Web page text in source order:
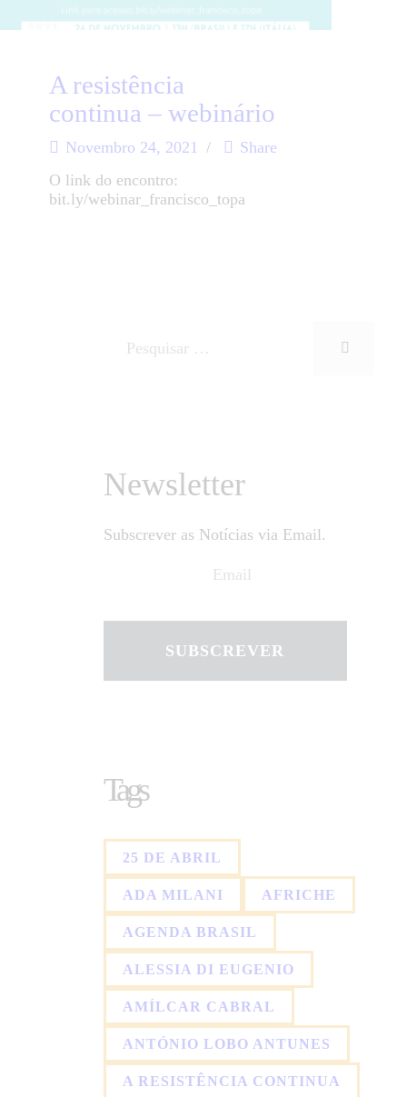
A resistência
continua – webinário
Novembro 24, 2021
Share
O link do encontro:
bit.ly/webinar_francisco_topa
Newsletter
Subscrever as Notícias via Email.
SUBSCREVER
Tags
25 DE ABRIL
ADA MILANI AFRICHE
AGENDA BRASIL
ALESSIA DI EUGENIO
AMÍLCAR CABRAL
ANTÓNIO LOBO ANTUNES
A RESISTÊNCIA CONTINUA